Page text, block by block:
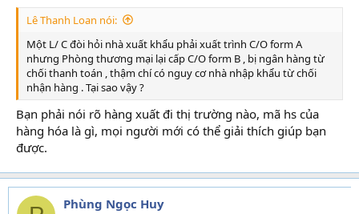
Lê Thanh Loan nói:
Một L/ C đòi hỏi nhà xuất khẩu phải xuất trình C/O form A
nhưng Phòng thương mại lại cấp C/O form B , bị ngân hàng từ
chối thanh toán , thậm chí có nguy cơ nhà nhập khẩu từ chối
nhận hàng . Tại sao vậy ?
Bạn phải nói rõ hàng xuất đi thị trường nào, mã hs của
hàng hóa là gì, mọi người mới có thể giải thích giúp bạn
được.
Phùng Ngọc Huy